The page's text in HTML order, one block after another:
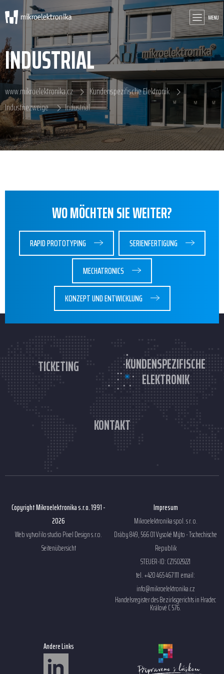
MENU
INDUSTRIAL
www.mikroelektronika.cz
Kundenspezifische Elektronik
Industriezweige
Industrial
WO MÖCHTEN SIE WEITER?
RAPID PROTOTYPING
SERIENFERTIGUNG
MECHATRONICS
KONZEPT UND ENTWICKLUNG
TICKETING KUNDENSPEZIFISCHE
ELEKTRONIK
KONTAKT
Copyright Mikroelektronika s.r.o. 1991 -
2026
Web vytvořilo studioPixel Design s.r.o.
Seitenübersicht
Impresum
Mikroelektronika spol. s r. o.
Dráby 849, 566 01 Vysoké Mýto - Tschechische
Republik
STEUER-ID: CZ15029221
tel. +420 465 467 111 email:
info@mikroelektronika.cz
Handelsregister des Bezirksgerichts in Hradec
Králové C 576.
Andere Links